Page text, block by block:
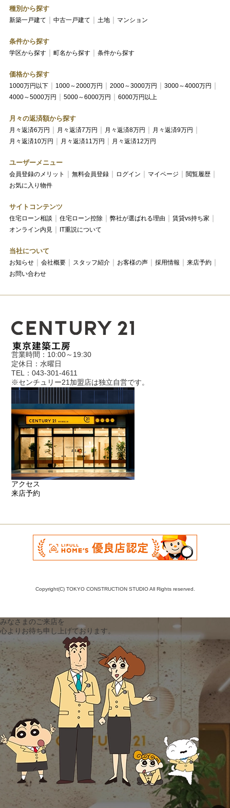
種別から探す
新築一戸建て 中古一戸建て 土地 マンション
条件から探す
学区から探す 町名から探す 条件から探す
価格から探す
1000万円以下 1000～2000万円 2000～3000万円
3000～4000万円
4000～5000万円
5000～6000万円 6000万円以上
月々の返済額から探す
月々返済6万円 月々返済7万円 月々返済8万円
月々返済9万円
月々返済10万円
月々返済11万円 月々返済12万円
ユーザーメニュー
会員登録のメリット 無料会員登録 ログイン マイページ
閲覧履歴
お気に入り物件
サイトコンテンツ
住宅ローン相談 住宅ローン控除 弊社が選ばれる理由
賃貸vs持ち家
オンライン内見
IT重説について
当社について
お知らせ 会社概要 スタッフ紹介 お客様の声 採用情報
来店予約
お問い合わせ
営業時間：10:00～19:30
定休日：水曜日
TEL：043-301-4611
※センチュリー21加盟店は独立自営です。
アクセス
来店予約
Copyright(C) TOKYO CONSTRUCTION STUDIO All Rights reserved.
みなさまのご来店を
心よりお待ち申し上げております。